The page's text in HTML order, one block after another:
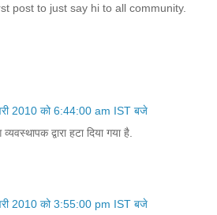
post to just say hi to all community.
2010 को 6:44:00 am IST बजे
द्वारा हटा दिया गया है.
2010 को 3:55:00 pm IST बजे